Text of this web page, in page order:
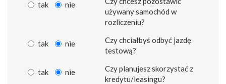
tak nie
używany samochód w
rozliczeniu?
tak nie
Czy chciałbyś odbyć jazdę
testową?
tak nie
Czy planujesz skorzystać z
kredytu/leasingu?